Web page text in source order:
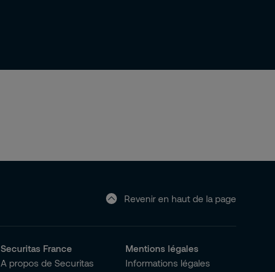
Revenir en haut de la page
Securitas France
A propos de Securitas
Mentions légales
Informations légales